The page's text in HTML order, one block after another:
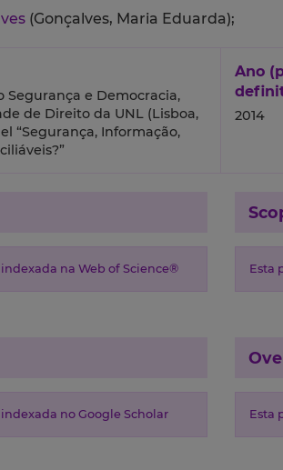
(Gonçalves, Maria Eduarda);
Segurança e Democracia,
de Direito da UNL (Lisboa,
“Segurança, Informação,
Ano
2014
na Web of Science® Esta
no Google Scholar Esta